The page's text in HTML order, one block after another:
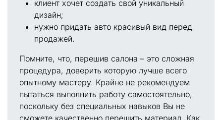
клиент хочет создать свой уникальный
дизайн;
нужно придать авто красивый вид перед
продажей.
Помните, что, перешив салона – это сложная
процедура, доверить которую лучше всего
опытному мастеру. Крайне не рекомендуем
пытаться выполнить работу самостоятельно,
поскольку без специальных навыков Вы не
сможете качественно перешить материал. Как